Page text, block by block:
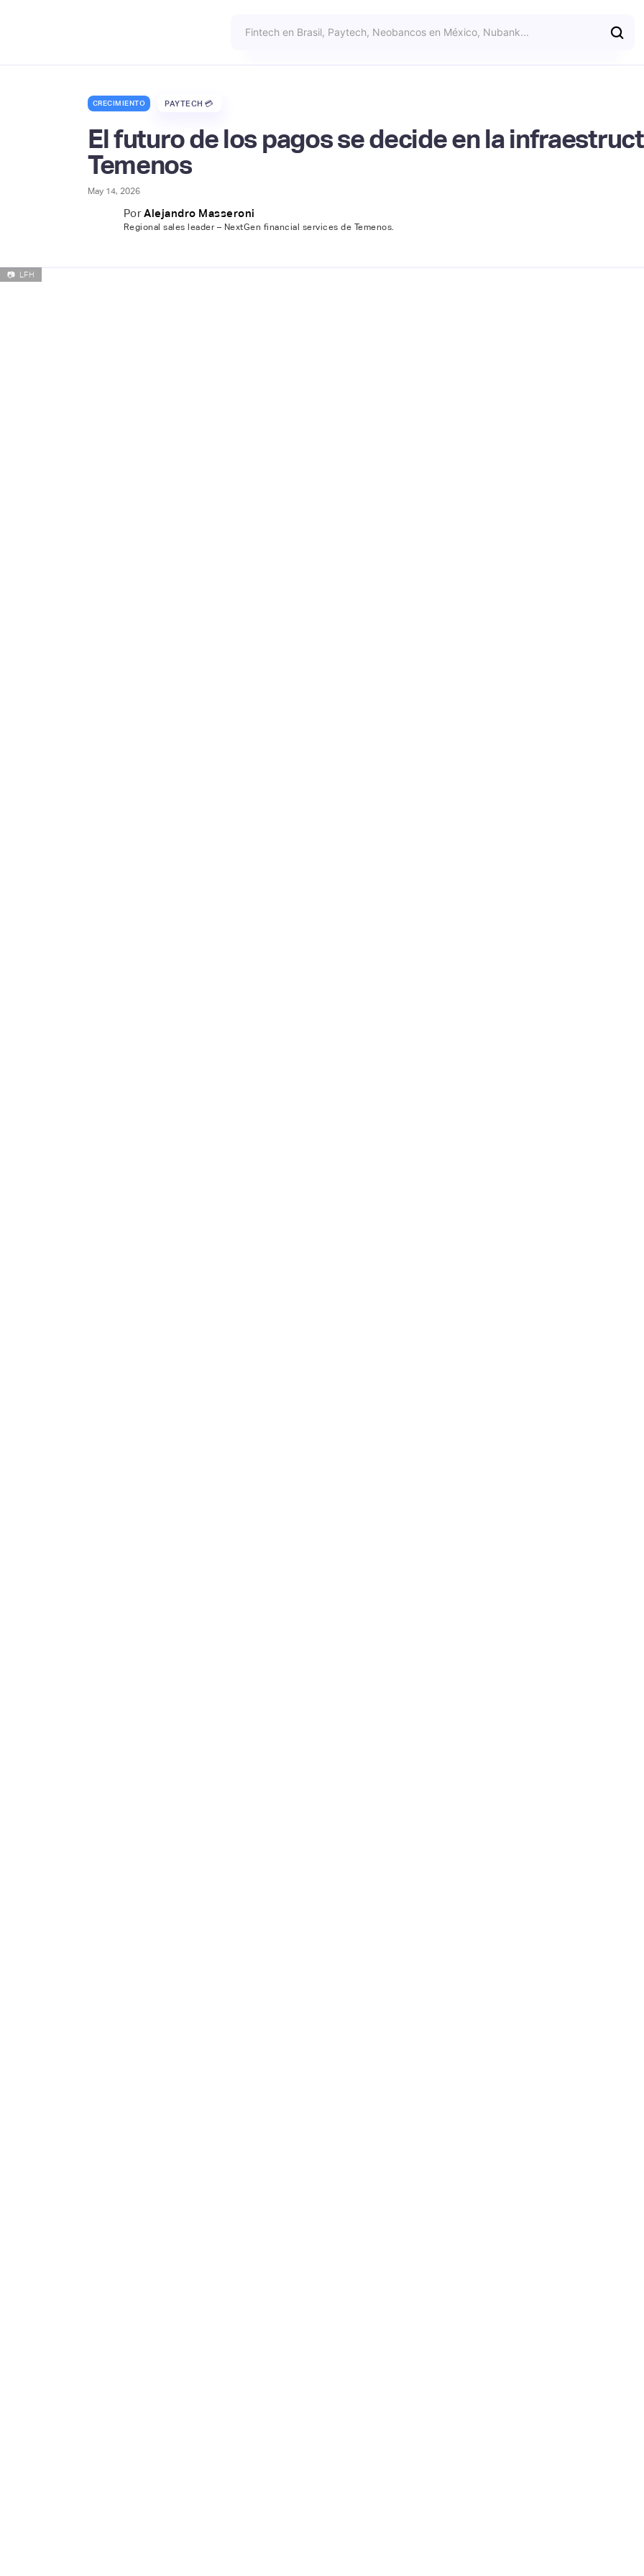
CRECIMIENTO PAYTECH 💳
El futuro de los pagos se decide en la
Temenos
May 14, 2026
Por Alejandro Masseroni
Regional sales leader – NextGen financial services de Temenos.
📷 LFH